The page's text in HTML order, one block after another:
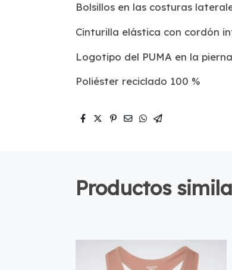
Bolsillos en las costuras
Cinturilla elástica con cordón
Logotipo del PUMA en la
Poliéster reciclado 100 %
Productos